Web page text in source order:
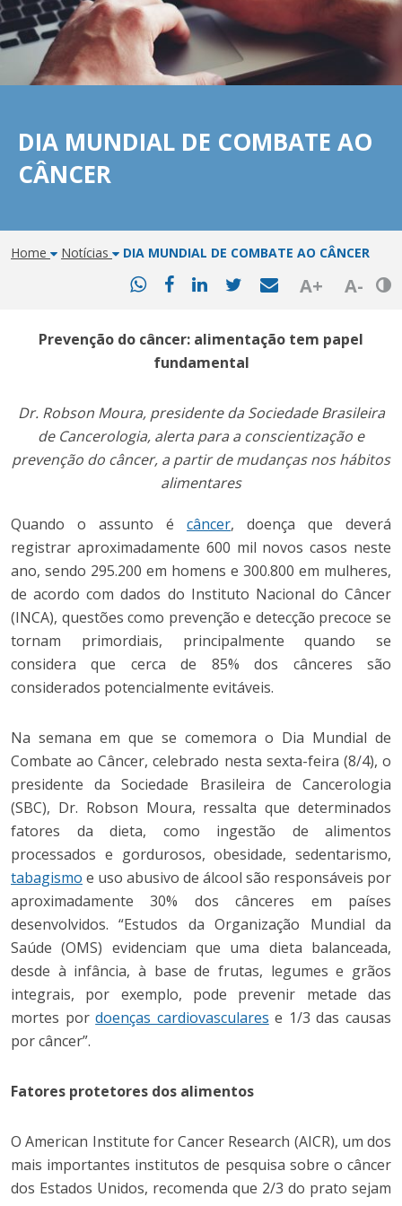
DIA MUNDIAL DE COMBATE AO
CÂNCER
Home Notícias DIA MUNDIAL DE COMBATE AO CÂNCER
A+ A-
Prevenção do câncer: alimentação tem papel
fundamental
Dr. Robson Moura, presidente da Sociedade Brasileira
de Cancerologia, alerta para a conscientização e
prevenção do câncer, a partir de mudanças nos hábitos
alimentares
Quando o assunto é câncer, doença que deverá
registrar aproximadamente 600 mil novos casos neste
ano, sendo 295.200 em homens e 300.800 em mulheres,
de acordo com dados do Instituto Nacional do Câncer
(INCA), questões como prevenção e detecção precoce se
tornam primordiais, principalmente quando se
considera que cerca de 85% dos cânceres são
considerados potencialmente evitáveis.
Na semana em que se comemora o Dia Mundial de
Combate ao Câncer, celebrado nesta sexta-feira (8/4), o
presidente da Sociedade Brasileira de Cancerologia
(SBC), Dr. Robson Moura, ressalta que determinados
fatores da dieta, como ingestão de alimentos
processados e gordurosos, obesidade, sedentarismo,
tabagismo e uso abusivo de álcool são responsáveis por
aproximadamente 30% dos cânceres em países
desenvolvidos. “Estudos da Organização Mundial da
Saúde (OMS) evidenciam que uma dieta balanceada,
desde à infância, à base de frutas, legumes e grãos
integrais, por exemplo, pode prevenir metade das
mortes pordoenças cardiovasculares e 1/3 das causas
por câncer”.
Fatores protetores dos alimentos
O American Institute for Cancer Research (AICR), um dos
mais importantes institutos de pesquisa sobre o câncer
dos Estados Unidos, recomenda que 2/3 do prato sejam